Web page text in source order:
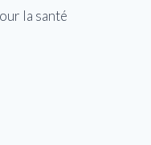
la santé